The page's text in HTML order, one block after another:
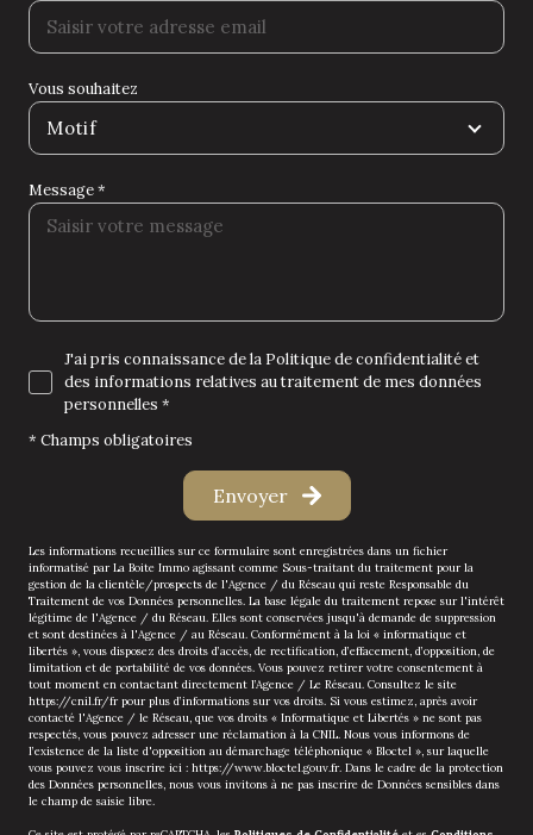
Vous souhaitez
Motif
Message *
J'ai pris connaissance de la Politique de confidentialité et
des informations relatives au traitement de mes données
personnelles *
* Champs obligatoires
Envoyer
Les informations recueillies sur ce formulaire sont enregistrées dans un fichier
informatisé par La Boite Immo agissant comme Sous-traitant du traitement pour la
gestion de la clientèle/prospects de l'Agence / du Réseau qui reste Responsable du
Traitement de vos Données personnelles. La base légale du traitement repose sur l'intérêt
légitime de l'Agence / du Réseau. Elles sont conservées jusqu'à demande de suppression
et sont destinées à l'Agence / au Réseau. Conformément à la loi « informatique et
libertés », vous disposez des droits d’accès, de rectification, d’effacement, d’opposition, de
limitation et de portabilité de vos données. Vous pouvez retirer votre consentement à
tout moment en contactant directement l’Agence / Le Réseau. Consultez le site
https://cnil.fr/frpour plus d’informations sur vos droits. Si vous estimez, après avoir
contacté l'Agence / le Réseau, que vos droits « Informatique et Libertés » ne sont pas
respectés, vous pouvez adresser une réclamation à la CNIL. Nous vous informons de
l’existence de la liste d'opposition au démarchage téléphonique « Bloctel », sur laquelle
vous pouvez vous inscrire ici : https://www.bloctel.gouv.fr. Dans le cadre de la protection
des Données personnelles, nous vous invitons à ne pas inscrire de Données sensibles dans
le champ de saisie libre.